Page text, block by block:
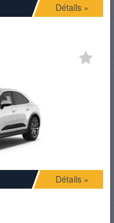
Détails »
Détails »